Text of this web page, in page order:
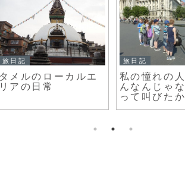
旅日記
タメルのローカルエ
リアの日常
旅日記
私の憧れの
んなんじゃな
って叫びた